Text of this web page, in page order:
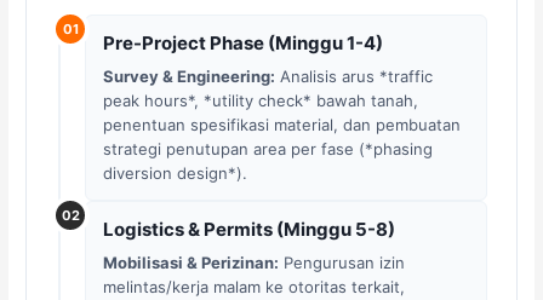
01
Pre-Project Phase (Minggu 1-4)
Survey & Engineering: Analisis arus *traffic
peak hours*, *utility check* bawah tanah,
penentuan spesifikasi material, dan pembuatan
strategi penutupan area per fase (*phasing
diversion design*).
02
Logistics & Permits (Minggu 5-8)
Mobilisasi & Perizinan: Pengurusan izin
melintas/kerja malam ke otoritas terkait,